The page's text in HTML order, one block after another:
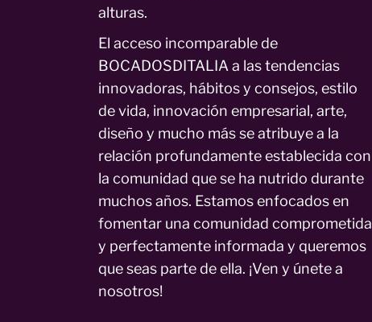
alturas.
El acceso incomparable de
BOCADOSDITALIA a las tendencias
innovadoras, hábitos y consejos, estilo
de vida, innovación empresarial, arte,
diseño y mucho más se atribuye a la
relación profundamente establecida con
la comunidad que se ha nutrido durante
muchos años. Estamos enfocados en
fomentar una comunidad comprometida
y perfectamente informada y queremos
que seas parte de ella. ¡Ven y únete a
nosotros!